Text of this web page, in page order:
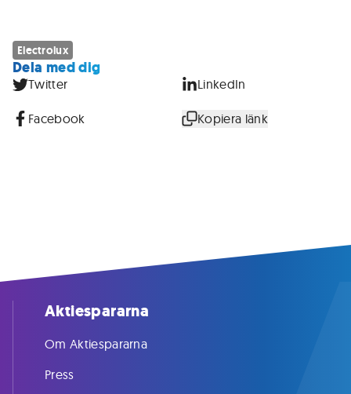
Electrolux
Dela med dig
Twitter LinkedIn
Facebook Kopiera länk
Aktiespararna
Om Aktiespararna
Press